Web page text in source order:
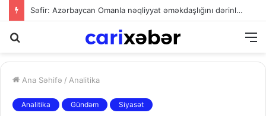
Səfir: Azərbaycan Omanla nəqliyyat əməkdaşlığını dərinləşdirməyə hazırdır
Ana Səhifə / Analitika
Analitika Gündəm Siyasət